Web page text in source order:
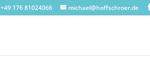
+49 176 81024066 michael@hoffschroer.de